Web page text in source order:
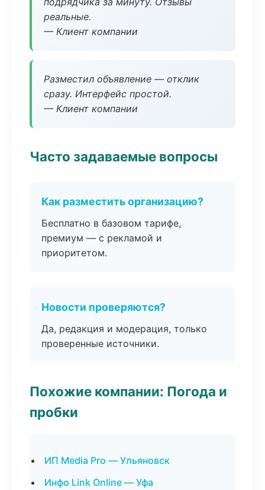
реальные.
— Клиент компании
Разместил объявление — отклик
сразу. Интерфейс простой.
— Клиент компании
Часто задаваемые вопросы
Как разместить организацию?
Бесплатно в базовом тарифе,
премиум — с рекламой и
приоритетом.
Новости проверяются?
Да, редакция и модерация, только
проверенные источники.
Похожие компании: Погода и
пробки
ИП Media Pro — Ульяновск
Инфо Link Online — Уфа